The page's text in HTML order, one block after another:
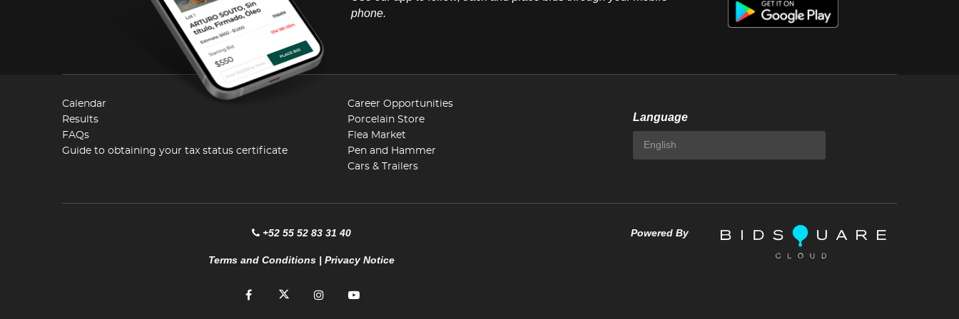
phone.
Calendar
Results
FAQs
Guide to obtaining your tax status certificate
Career Opportunities
Porcelain Store
Flea Market
Pen and Hammer
Cars & Trailers
Language
+52 55 52 83 31 40
Terms and Conditions| Privacy Notice
Powered By